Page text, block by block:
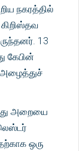
நகரத்தில்
13
கேபின்
அழைத்துச்
அறையை
ஒரு